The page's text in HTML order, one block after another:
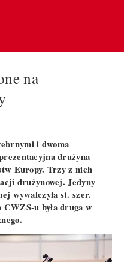
na
i dwoma
drużyna
Europy. Trzy z nich
drużynowej. Jedyny
wywalczyła st. szer.
u była druga w